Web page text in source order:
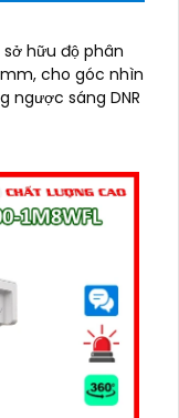
sở hữu độ phân
cho góc nhìn